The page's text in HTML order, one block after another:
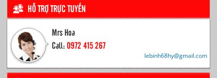
HỖ TRỢ TRỰC TUYẾN
Mrs Hoa
Call: 0972 415 267
lebinh68hy@gmail.com